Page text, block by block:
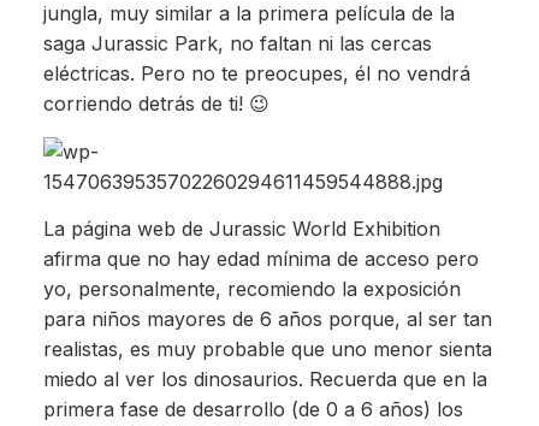
jungla, muy similar a la primera película de la
saga Jurassic Park, no faltan ni las cercas
eléctricas. Pero no te preocupes, él no vendrá
corriendo detrás de ti! 😉
La página web de Jurassic World Exhibition
afirma que no hay edad mínima de acceso pero
yo, personalmente, recomiendo la exposición
para niños mayores de 6 años porque, al ser tan
realistas, es muy probable que uno menor sienta
miedo al ver los dinosaurios. Recuerda que en la
primera fase de desarrollo (de 0 a 6 años) los